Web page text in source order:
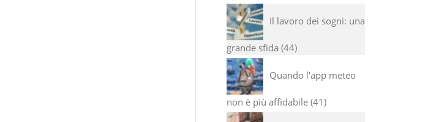
Il lavoro dei sogni: una
grande sfida 44
Quando l'app meteo
non è più affidabile 41